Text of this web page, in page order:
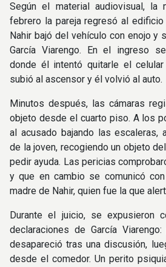
Según el material audiovisual, la
febrero la pareja regresó al
Nahir bajó del vehículo con enojo y
García Viarengo. En el ingreso
donde él intentó quitarle el
subió al ascensor y él volvió al auto.
Minutos después, las cámaras
objeto desde el cuarto piso. A los
al acusado bajando las escaleras,
de la joven, recogiendo un objeto
pedir ayuda. Las pericias
y que en cambio se comunicó
madre de Nahir, quien fue la que
Durante el juicio, se expusieron
declaraciones de García
desapareció tras una discusión,
desde el comedor. Un perito